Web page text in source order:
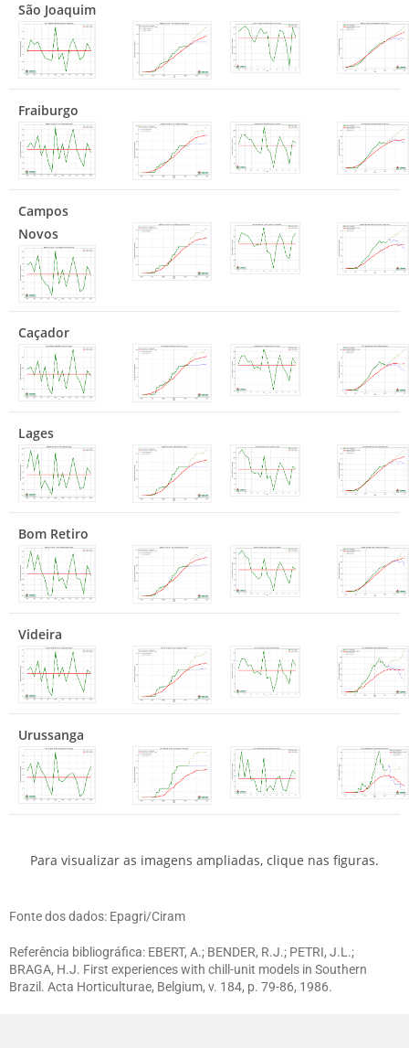
São Joaquim
Fraiburgo
Campos
Novos
Caçador
Lages
Bom Retiro
Videira
Urussanga
Para visualizar as imagens ampliadas, clique nas figuras.
Fonte dos dados: Epagri/Ciram
Referência bibliográfica: EBERT, A.; BENDER, R.J.; PETRI, J.L.;
BRAGA, H.J. First experiences with chill-unit models in Southern
Brazil. Acta Horticulturae, Belgium, v. 184, p. 79-86, 1986.